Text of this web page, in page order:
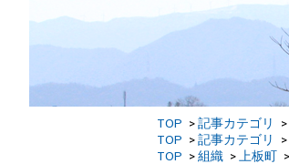
TOP 記事カテゴリ
TOP
記事カテゴリ
TOP
組織 上板町